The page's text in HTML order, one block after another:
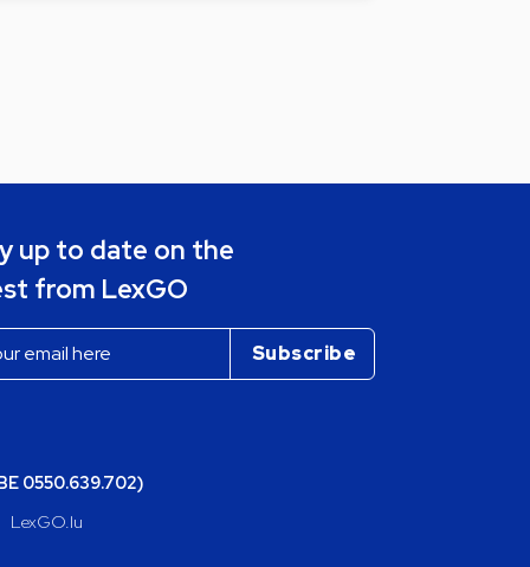
up to date on the
from LexGO
0550.639.702)
LexGO.lu